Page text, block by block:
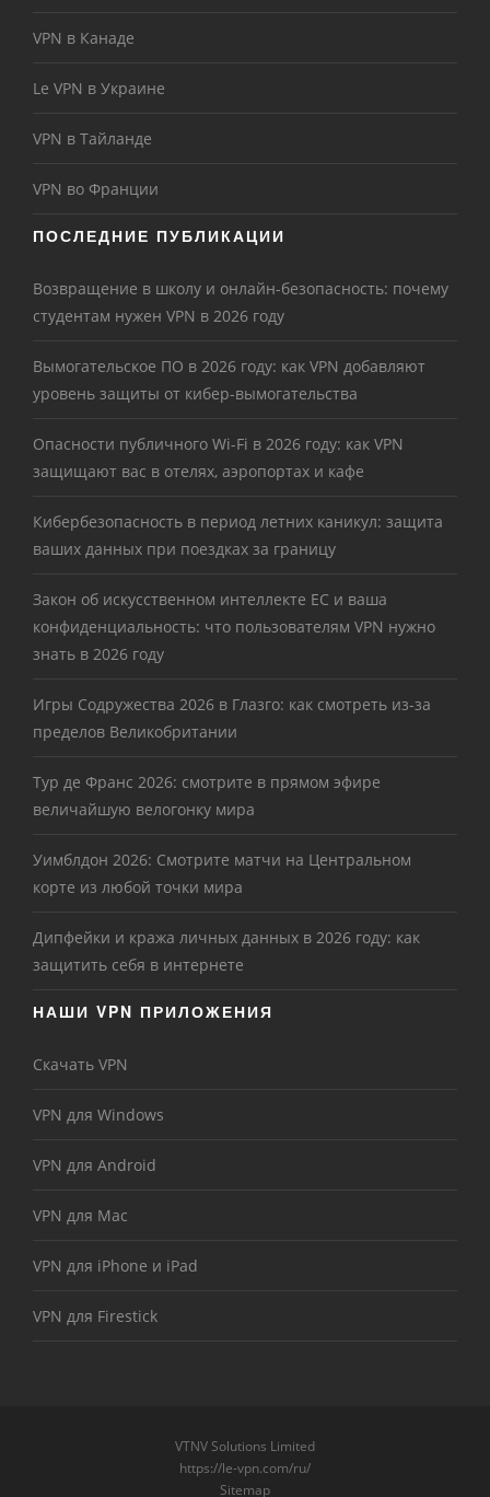
VPN в Канаде
Le VPN в Украине
VPN в Тайланде
VPN во Франции
ПОСЛЕДНИЕ ПУБЛИКАЦИИ
Возвращение в школу и онлайн-безопасность: почему
студентам нужен VPN в 2026 году
Вымогательское ПО в 2026 году: как VPN добавляют
уровень защиты от кибер-вымогательства
Опасности публичного Wi-Fi в 2026 году: как VPN
защищают вас в отелях, аэропортах и кафе
Кибербезопасность в период летних каникул: защита
ваших данных при поездках за границу
Закон об искусственном интеллекте ЕС и ваша
конфиденциальность: что пользователям VPN нужно
знать в 2026 году
Игры Содружества 2026 в Глазго: как смотреть из-за
пределов Великобритании
Тур де Франс 2026: смотрите в прямом эфире
величайшую велогонку мира
Уимблдон 2026: Смотрите матчи на Центральном
корте из любой точки мира
Дипфейки и кража личных данных в 2026 году: как
защитить себя в интернете
НАШИ VPN ПРИЛОЖЕНИЯ
Скачать VPN
VPN для Windows
VPN для Android
VPN для Mac
VPN для iPhone и iPad
VPN для Firestick
VTNV Solutions Limited
https://le-vpn.com/ru/
Sitemap